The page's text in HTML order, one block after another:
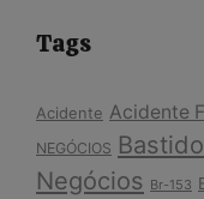
Tags
Acidente Acidente
NEGÓCIOS
Negócios Br-153